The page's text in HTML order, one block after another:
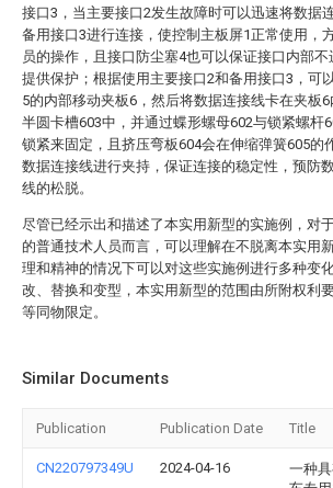
接口3，当主要接口2发生故障时可以迅速将数据
备用接口3进行连接，使控制主板屏1正常使用，
员的操作，且接口防尘塞4也可以保证接口内部不
提供保护；根据使用主要接口2和备用接口3，可
5的内部移动夹板6，然后将数据连接线卡在夹板6
半圆卡槽603中，并通过蝶形螺母602与锁紧螺杆
锁紧来固定，且挤压弯板604会在伸缩弹簧605的
数据连接线进行夹持，保证连接的稳定性，预防
线的松脱。
尽管已经示出和描述了本实用新型的实施例，对
的普通技术人员而言，可以理解在不脱离本实用
理和精神的情况下可以对这些实施例进行多种变
改、替换和变型，本实用新型的范围由所附权利
等同物限定。
Similar Documents
Publication Publication Date Title
CN220797349U 2024-04-16
一种